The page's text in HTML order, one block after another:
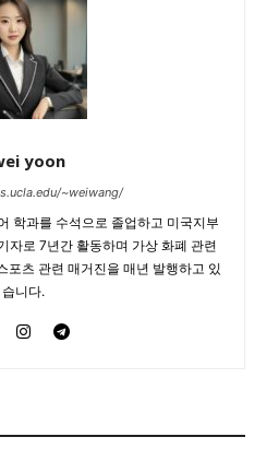
yoon
~weiwang/
학과를 수석으로 졸업하고 미국지부
자로 7년간 활동하며 가상 화폐 관련
포츠 관련 매거진을 매년 발행하고 있
습니다.